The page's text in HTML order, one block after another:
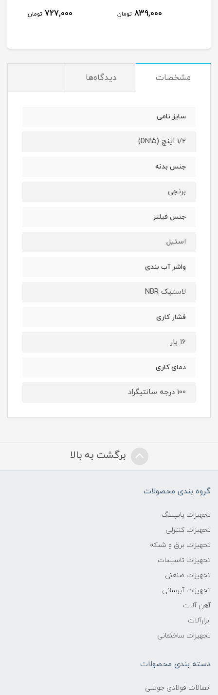
839,000 تومان 727,000 تومان
مشخصات دیدگاه‌ها
سایز نامی
1/2 اینچ (DN15)
جنس بدنه
برنجی
جنس فیلتر
استیل
واشر آب بندی
لاستیک NBR
فشار کاری
۱۶ بار
دمای کاری
۱۰۰ درجه سانتیگراد
برگشت به بالا
گروه بندی محصولات
تجهیزات پایپینگ
تجهیزات کنترلی
تجهیزات برق و شبکه
تجهیزات تاسیسات
تجهیزات صنعتی
تجهیزات آبرسانی
آهن آلات
ابزارآلات
تجهیزات ساختمانی
دسته بندی محصولات
اتصالات فولادی جوشی